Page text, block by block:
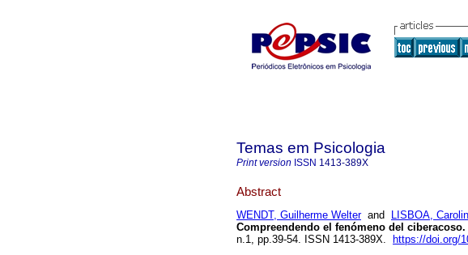
Temas em Psicologia
Print version ISSN 1413-389X
Abstract
WENDT, Guilherme Welterand LISBOA,
Compreendendo el fenómeno del ciberacoso.
n.1, pp.39-54. ISSN 1413-389X.
https://doi.org/